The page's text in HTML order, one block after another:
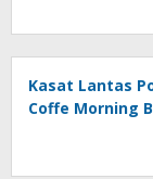
Kasat Lantas
Coffe Morning